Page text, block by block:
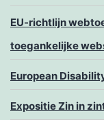
EU-richtlijn
toegankelijke
European
Expositie Zin in